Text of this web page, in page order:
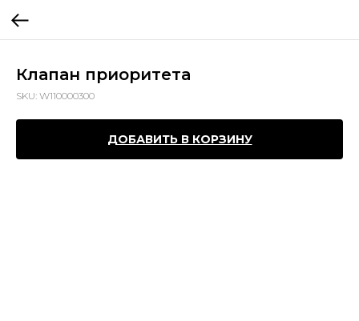
Клапан приоритета
SKU: W110000300
ДОБАВИТЬ В КОРЗИНУ